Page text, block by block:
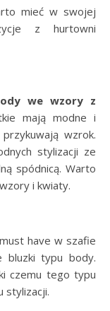
mieć w swojej
z hurtowni
we wzory z
mają modne i
wzrok.
stylizacji ze
spódnicą. Warto
i kwiaty.
have w szafie
bluzki typu body.
czemu tego typu
stylizacji.